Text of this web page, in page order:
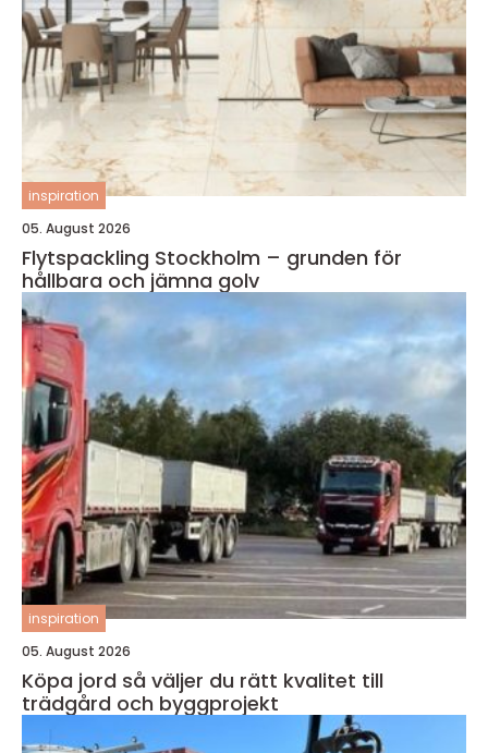
inspiration
05. August 2026
Flytspackling Stockholm – grunden för
hållbara och jämna golv
inspiration
05. August 2026
Köpa jord så väljer du rätt kvalitet till
trädgård och byggprojekt